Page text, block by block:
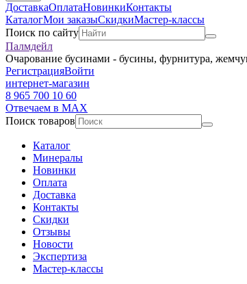
ДоставкаОплатаНовинкиКонтакты
КаталогМои заказыСкидкиМастер-классы
Поиск по сайту
Палмдейл
Очарование бусинами - бусины, фурнитура,
РегистрацияВойти
интернет-магазин
8 965 700 10 60
Отвечаем в MAX
Поиск товаров
Каталог
Минералы
Новинки
Оплата
Доставка
Контакты
Скидки
Отзывы
Новости
Экспертиза
Мастер-классы